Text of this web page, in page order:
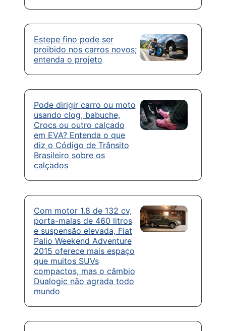
Estepe fino pode ser
proibido nos carros novos;
entenda o projeto
Pode dirigir carro ou moto
usando clog, babuche,
Crocs ou outro calçado
em EVA? Entenda o que
diz o Código de Trânsito
Brasileiro sobre os
calçados
Com motor 1.8 de 132 cv,
porta-malas de 460 litros
e suspensão elevada, Fiat
Palio Weekend Adventure
2015 oferece mais espaço
que muitos SUVs
compactos, mas o câmbio
Dualogic não agrada todo
mundo